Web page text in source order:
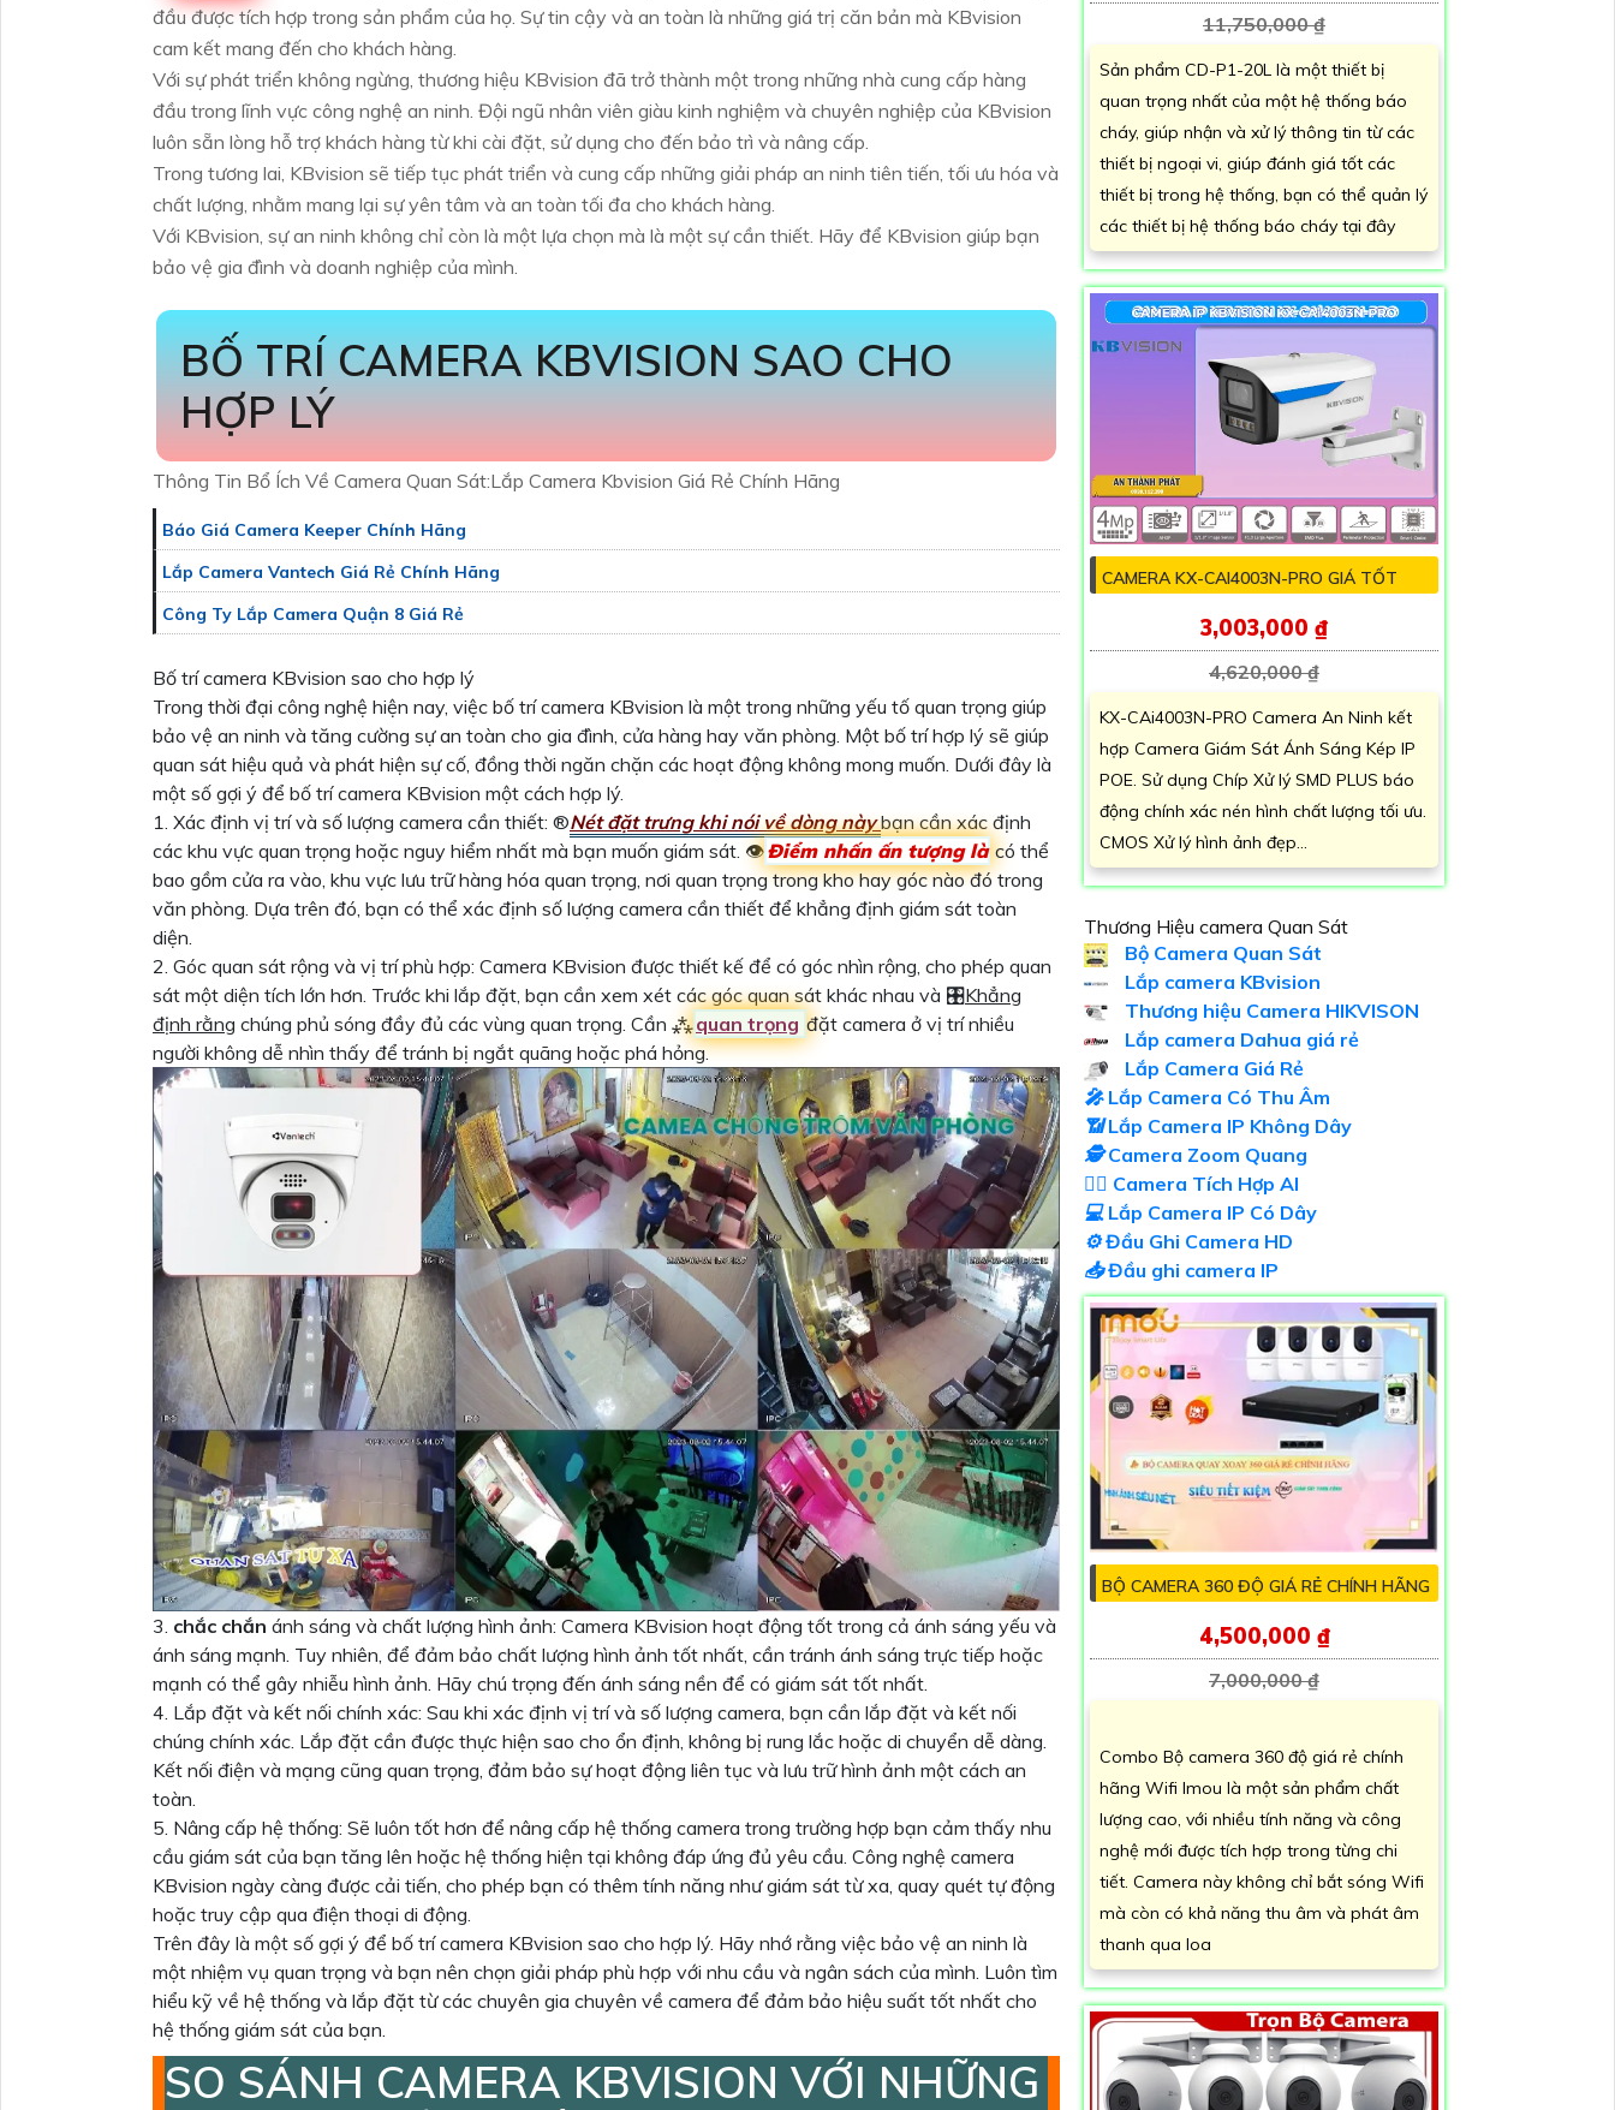
đầu được tích hợp trong sản phẩm của họ. Sự tin cậy và an toàn là những giá trị căn bản mà KBvision
cam kết mang đến cho khách hàng.
Với sự phát triển không ngừng, thương hiệu KBvision đã trở thành một trong những nhà cung cấp hàng
đầu trong lĩnh vực công nghệ an ninh. Đội ngũ nhân viên giàu kinh nghiệm và chuyên nghiệp của KBvision
luôn sẵn lòng hỗ trợ khách hàng từ khi cài đặt, sử dụng cho đến bảo trì và nâng cấp.
Trong tương lai, KBvision sẽ tiếp tục phát triển và cung cấp những giải pháp an ninh tiên tiến, tối ưu hóa và
chất lượng, nhằm mang lại sự yên tâm và an toàn tối đa cho khách hàng.
Với KBvision, sự an ninh không chỉ còn là một lựa chọn mà là một sự cần thiết. Hãy để KBvision giúp bạn
bảo vệ gia đình và doanh nghiệp của mình.
BỐ TRÍ CAMERA KBVISION SAO CHO
HỢP LÝ
Thông Tin Bổ Ích Về Camera Quan Sát:Lắp Camera Kbvision Giá Rẻ Chính Hãng
Báo Giá Camera Keeper Chính Hãng
Lắp Camera Vantech Giá Rẻ Chính Hãng
Công Ty Lắp Camera Quận 8 Giá Rẻ
Bố trí camera KBvision sao cho hợp lý
Trong thời đại công nghệ hiện nay, việc bố trí camera KBvision là một trong những yếu tố quan trọng giúp
bảo vệ an ninh và tăng cường sự an toàn cho gia đình, cửa hàng hay văn phòng. Một bố trí hợp lý sẽ giúp
quan sát hiệu quả và phát hiện sự cố, đồng thời ngăn chặn các hoạt động không mong muốn. Dưới đây là
một số gợi ý để bố trí camera KBvision một cách hợp lý.
1. Xác định vị trí và số lượng camera cần thiết: ®️Nét đặt trưng khi nói về dòng nàybạn cần xác định
các khu vực quan trọng hoặc nguy hiểm nhất mà bạn muốn giám sát. 👁Điểm nhấn ấn tượng là có thể
bao gồm cửa ra vào, khu vực lưu trữ hàng hóa quan trọng, nơi quan trọng trong kho hay góc nào đó trong
văn phòng. Dựa trên đó, bạn có thể xác định số lượng camera cần thiết để khẳng định giám sát toàn
diện.
2. Góc quan sát rộng và vị trí phù hợp: Camera KBvision được thiết kế để có góc nhìn rộng, cho phép quan
sát một diện tích lớn hơn. Trước khi lắp đặt, bạn cần xem xét các góc quan sát khác nhau và 🎛Khẳng
định rằng chúng phủ sóng đầy đủ các vùng quan trọng. Cần ⁂quan trọng đặt camera ở vị trí nhiều
người không dễ nhìn thấy để tránh bị ngắt quãng hoặc phá hỏng.
3. chắc chắn ánh sáng và chất lượng hình ảnh: Camera KBvision hoạt động tốt trong cả ánh sáng yếu và
ánh sáng mạnh. Tuy nhiên, để đảm bảo chất lượng hình ảnh tốt nhất, cần tránh ánh sáng trực tiếp hoặc
mạnh có thể gây nhiễu hình ảnh. Hãy chú trọng đến ánh sáng nền để có giám sát tốt nhất.
4. Lắp đặt và kết nối chính xác: Sau khi xác định vị trí và số lượng camera, bạn cần lắp đặt và kết nối
chúng chính xác. Lắp đặt cần được thực hiện sao cho ổn định, không bị rung lắc hoặc di chuyển dễ dàng.
Kết nối điện và mạng cũng quan trọng, đảm bảo sự hoạt động liên tục và lưu trữ hình ảnh một cách an
toàn.
5. Nâng cấp hệ thống: Sẽ luôn tốt hơn để nâng cấp hệ thống camera trong trường hợp bạn cảm thấy nhu
cầu giám sát của bạn tăng lên hoặc hệ thống hiện tại không đáp ứng đủ yêu cầu. Công nghệ camera
KBvision ngày càng được cải tiến, cho phép bạn có thêm tính năng như giám sát từ xa, quay quét tự động
hoặc truy cập qua điện thoại di động.
Trên đây là một số gợi ý để bố trí camera KBvision sao cho hợp lý. Hãy nhớ rằng việc bảo vệ an ninh là
một nhiệm vụ quan trọng và bạn nên chọn giải pháp phù hợp với nhu cầu và ngân sách của mình. Luôn tìm
hiểu kỹ về hệ thống và lắp đặt từ các chuyên gia chuyên về camera để đảm bảo hiệu suất tốt nhất cho
hệ thống giám sát của bạn.
SO SÁNH CAMERA KBVISION VỚI NHỮNG
11,750,000 ₫
Sản phẩm CD-P1-20L là một thiết bị
quan trọng nhất của một hệ thống báo
cháy, giúp nhận và xử lý thông tin từ các
thiết bị ngoại vi, giúp đánh giá tốt các
thiết bị trong hệ thống, bạn có thể quản lý
các thiết bị hệ thống báo cháy tại đây
CAMERA KX-CAI4003N-PRO GIÁ TỐT
3,003,000 ₫
4,620,000 ₫
KX-CAi4003N-PRO Camera An Ninh kết
hợp Camera Giám Sát Ánh Sáng Kép IP
POE. Sử dụng Chíp Xử lý SMD PLUS báo
động chính xác nén hình chất lượng tối ưu.
CMOS Xử lý hình ảnh đẹp...
Thương Hiệu camera Quan Sát
Bộ Camera Quan Sát
Lắp camera KBvision
Thương hiệu Camera HIKVISON
Lắp camera Dahua giá rẻ
Lắp Camera Giá Rẻ
️🎤️ Lắp Camera Có Thu Âm
📶Lắp Camera IP Không Dây
🕵️Camera Zoom Quang
🧛‍♀️ Camera Tích Hợp AI
💻Lắp Camera IP Có Dây
⚙️Đầu Ghi Camera HD
📥Đầu ghi camera IP
BỘ CAMERA 360 ĐỘ GIÁ RẺ CHÍNH HÃNG
4,500,000 ₫
7,000,000 ₫
Combo Bộ camera 360 độ giá rẻ chính
hãng Wifi Imou là một sản phẩm chất
lượng cao, với nhiều tính năng và công
nghệ mới được tích hợp trong từng chi
tiết. Camera này không chỉ bắt sóng Wifi
mà còn có khả năng thu âm và phát âm
thanh qua loa